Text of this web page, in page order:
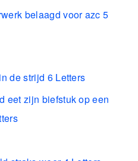
belaagd voor azc 5
de strijd 6 Letters
eet zijn biefstuk op een